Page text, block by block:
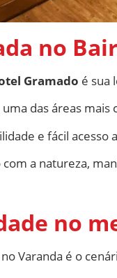
no
Gramado é sua
uma das áreas mais
e fácil
a natureza,
no
Varanda é o